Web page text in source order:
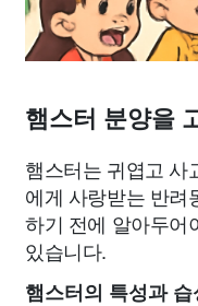
햄스터 분양을
햄스터는 귀엽고 사
에게 사랑받는 반려
하기 전에 알아두어
있습니다.
햄스터의 특성과 습